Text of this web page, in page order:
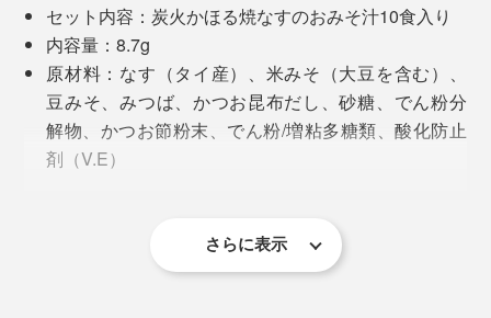
家庭では再現できない手間ひまがかけられた味わいは、
もはや手抜きのための代替え品ではなく、「これがい
い！」と言わせるレベルです
フリーズドライの仕組み
他のインスタントみそ汁と比べると、圧倒的に違うのは
セット内容：炭火かほる焼なすのおみそ汁10食入り
内容量：8.7g
原材料：なす（タイ産）、米みそ（大豆を含む）、
豆みそ、みつば、かつお昆布だし、砂糖、でん粉分
解物、かつお節粉末、でん粉/増粘多糖類、酸化防止
剤（V.E）
0.7g、炭水化物4.0g、食塩相当量1.6g
作り方：約160mlのお湯を入れてかき混ぜる
さらに表示